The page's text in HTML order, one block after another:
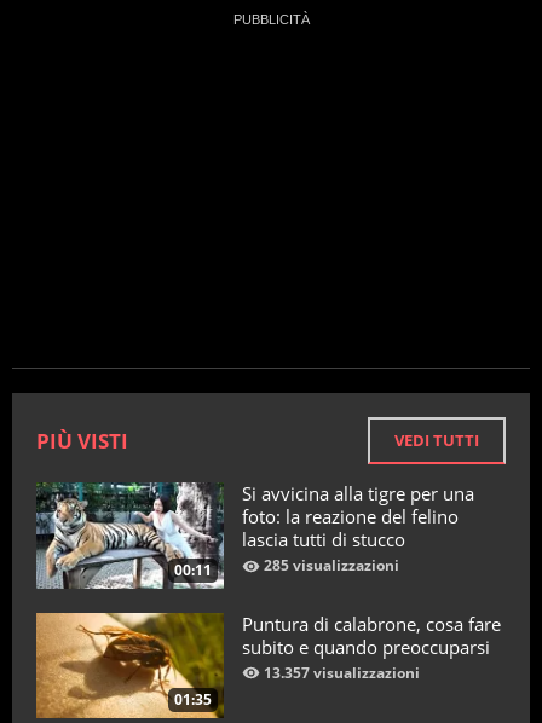
PIÙ VISTI VEDI TUTTI
00:11
Si avvicina alla tigre per una
foto: la reazione del felino
lascia tutti di stucco
285 visualizzazioni
01:35
Puntura di calabrone, cosa fare
subito e quando preoccuparsi
13.357 visualizzazioni